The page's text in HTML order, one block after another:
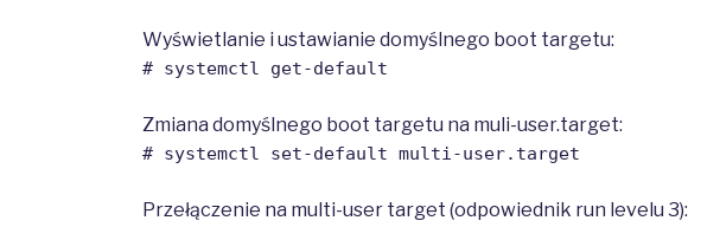
Wyświetlanie i ustawianie domyślnego boot targetu:
# systemctl get-default
Zmiana domyślnego boot targetu na muli-user.target:
# systemctl set-default multi-user.target
Przełączenie na multi-user target (odpowiednik run levelu 3):